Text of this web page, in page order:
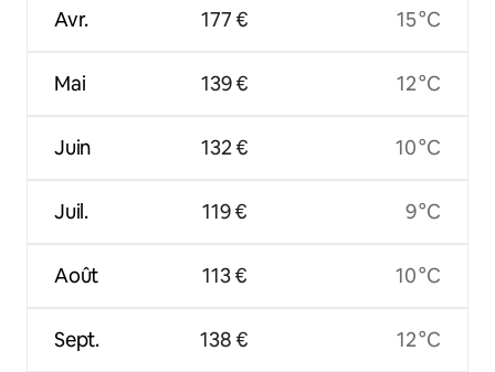
Avr.
Mai
Juin
Juil.
Août
Sept.
177 €
139 €
132 €
119 €
113 €
138 €
15 °C
12 °C
10 °C
9 °C
10 °C
12 °C